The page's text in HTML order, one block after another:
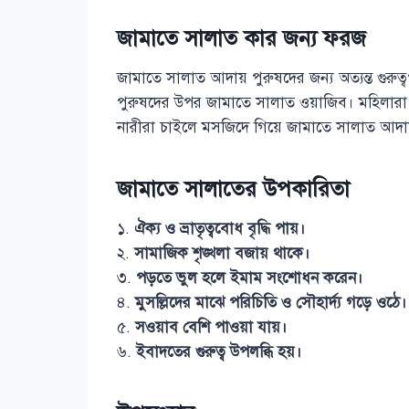
জামাতে সালাত কার জন্য ফরজ
জামাতে সালাত আদায় পুরুষদের জন্য অত্যন্ত
পুরুষদের উপর জামাতে সালাত ওয়াজিব।
নারীরা চাইলে মসজিদে গিয়ে জামাতে সালাত
জামাতে সালাতের উপকারিতা
১. ঐক্য ও ভ্রাতৃত্ববোধ বৃদ্ধি পায়।
২.সামাজিক শৃঙ্খলা বজায় থাকে।
৩. পড়তে ভুল হলে ইমাম সংশোধন করেন।
৪.মুসল্লিদের মাঝে পরিচিতি ও সৌহার্দ্য গড়ে ওঠে।
৫.সওয়াব বেশি পাওয়া যায়।
৬.ইবাদতের গুরুত্ব উপলব্ধি হয়।